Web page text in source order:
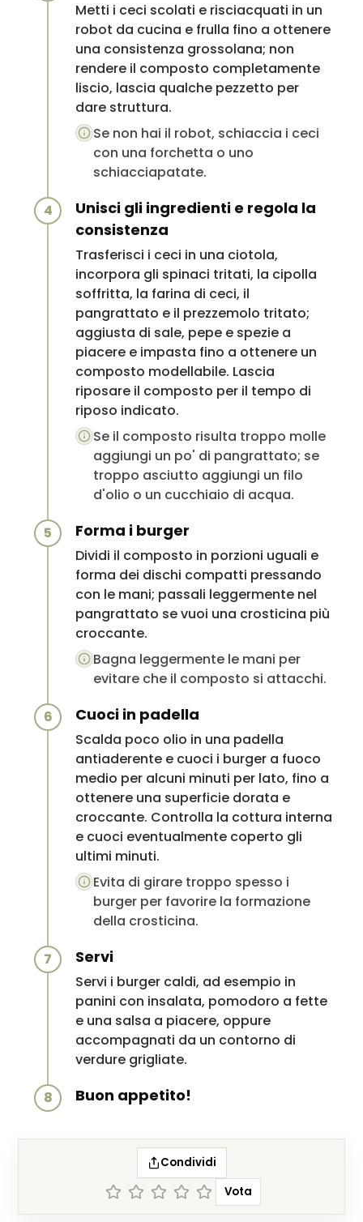
Metti i ceci scolati e risciacquati in un
robot da cucina e frulla fino a ottenere
una consistenza grossolana; non
rendere il composto completamente
liscio, lascia qualche pezzetto per
dare struttura.
Se non hai il robot, schiaccia i ceci
con una forchetta o uno
schiacciapatate.
4
Unisci gli ingredienti e regola la
consistenza
Trasferisci i ceci in una ciotola,
incorpora gli spinaci tritati, la cipolla
soffritta, la farina di ceci, il
pangrattato e il prezzemolo tritato;
aggiusta di sale, pepe e spezie a
piacere e impasta fino a ottenere un
composto modellabile. Lascia
riposare il composto per il tempo di
riposo indicato.
Se il composto risulta troppo molle
aggiungi un po' di pangrattato; se
troppo asciutto aggiungi un filo
d'olio o un cucchiaio di acqua.
5 Forma i burger
Dividi il composto in porzioni uguali e
forma dei dischi compatti pressando
con le mani; passali leggermente nel
pangrattato se vuoi una crosticina più
croccante.
Bagna leggermente le mani per
evitare che il composto si attacchi.
6 Cuoci in padella
Scalda poco olio in una padella
antiaderente e cuoci i burger a fuoco
medio per alcuni minuti per lato, fino a
ottenere una superficie dorata e
croccante. Controlla la cottura interna
e cuoci eventualmente coperto gli
ultimi minuti.
Evita di girare troppo spesso i
burger per favorire la formazione
della crosticina.
7 Servi
Servi i burger caldi, ad esempio in
panini con insalata, pomodoro a fette
e una salsa a piacere, oppure
accompagnati da un contorno di
verdure grigliate.
8 Buon appetito!
Condividi
Vota